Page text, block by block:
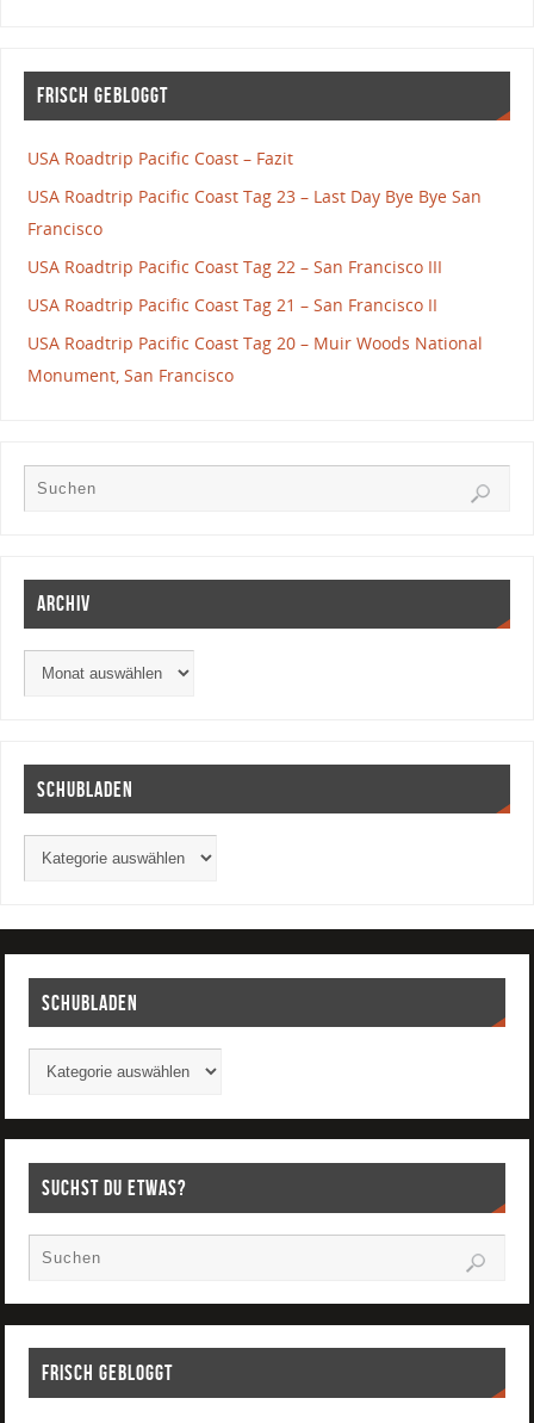
Frisch gebloggt
USA Roadtrip Pacific Coast – Fazit
USA Roadtrip Pacific Coast Tag 23 – Last Day Bye Bye San
Francisco
USA Roadtrip Pacific Coast Tag 22 – San Francisco III
USA Roadtrip Pacific Coast Tag 21 – San Francisco II
USA Roadtrip Pacific Coast Tag 20 – Muir Woods National
Monument, San Francisco
Archiv
Schubladen
Schubladen
Suchst Du etwas?
Frisch gebloggt